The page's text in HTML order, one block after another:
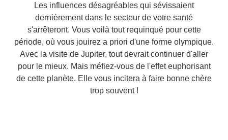
Les influences désagréables qui sévissaient
dernièrement dans le secteur de votre santé
s'arrêteront. Vous voilà tout requinqué pour cette
période, où vous jouirez a priori d'une forme olympique.
Avec la visite de Jupiter, tout devrait continuer d'aller
pour le mieux. Mais méfiez-vous de l'effet euphorisant
de cette planète. Elle vous incitera à faire bonne chère
trop souvent !